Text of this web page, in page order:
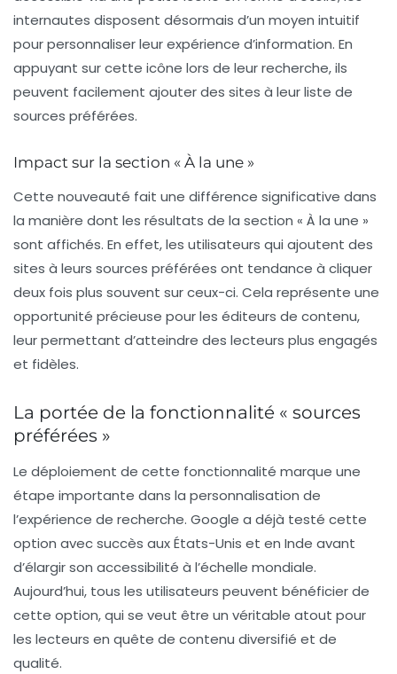
internautes disposent désormais d’un moyen intuitif
pour personnaliser leur expérience d’information. En
appuyant sur cette icône lors de leur recherche, ils
peuvent facilement ajouter des sites à leur liste de
sources préférées.
Impact sur la section « À la une »
Cette nouveauté fait une différence significative dans
la manière dont les résultats de la section « À la une »
sont affichés. En effet, les utilisateurs qui ajoutent des
sites à leurs sources préférées ont tendance à cliquer
deux fois plus souvent sur ceux-ci. Cela représente une
opportunité précieuse pour les éditeurs de contenu,
leur permettant d’atteindre des lecteurs plus engagés
et fidèles.
La portée de la fonctionnalité « sources
préférées »
Le déploiement de cette fonctionnalité marque une
étape importante dans la personnalisation de
l’expérience de recherche. Google a déjà testé cette
option avec succès aux États-Unis et en Inde avant
d’élargir son accessibilité à l’échelle mondiale.
Aujourd’hui, tous les utilisateurs peuvent bénéficier de
cette option, qui se veut être un véritable atout pour
les lecteurs en quête de contenu diversifié et de
qualité.